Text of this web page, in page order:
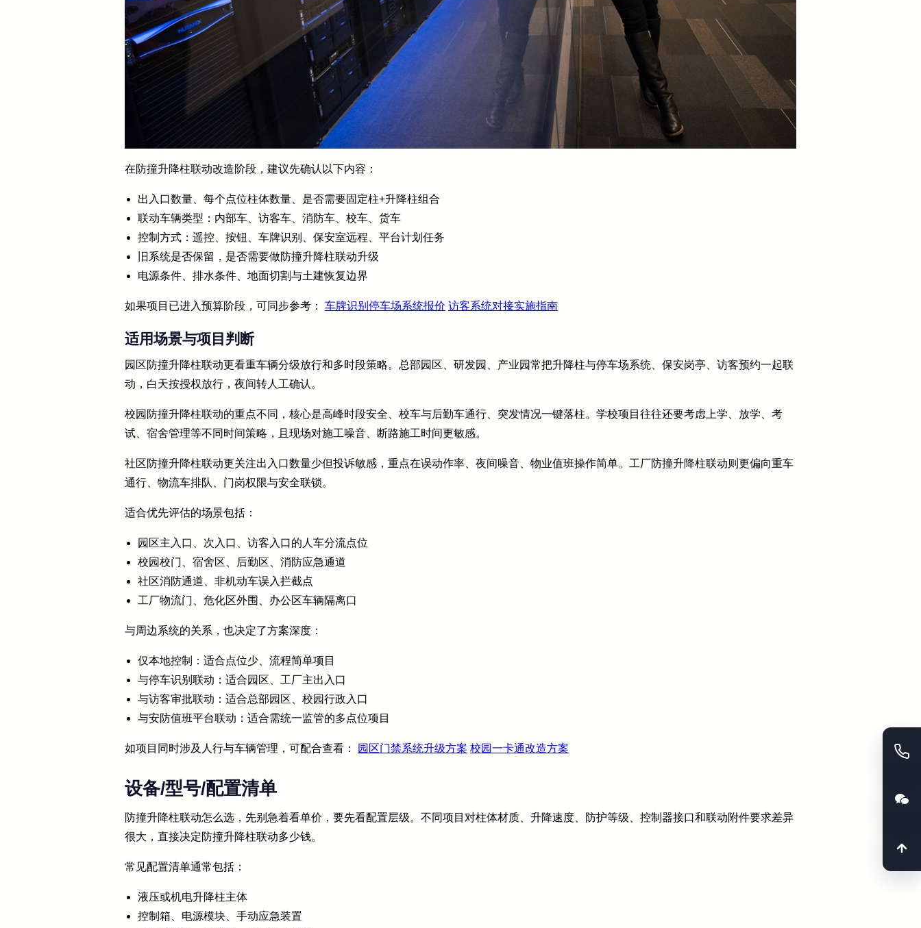
在防撞升降柱联动改造阶段，建议先确认以下内容：
出入口数量、每个点位柱体数量、是否需要固定柱+升降柱组合
联动车辆类型：内部车、访客车、消防车、校车、货车
控制方式：遥控、按钮、车牌识别、保安室远程、平台计划任务
旧系统是否保留，是否需要做防撞升降柱联动升级
电源条件、排水条件、地面切割与土建恢复边界
如果项目已进入预算阶段，可同步参考： 车牌识别停车场系统报价 访客系统对接实施指南
适用场景与项目判断
园区防撞升降柱联动更看重车辆分级放行和多时段策略。总部园区、研发园、产业园常把升降柱与停车场系统、保安岗亭、访客预约一起联
动，白天按授权放行，夜间转人工确认。
校园防撞升降柱联动的重点不同，核心是高峰时段安全、校车与后勤车通行、突发情况一键落柱。学校项目往往还要考虑上学、放学、考
试、宿舍管理等不同时间策略，且现场对施工噪音、断路施工时间更敏感。
社区防撞升降柱联动更关注出入口数量少但投诉敏感，重点在误动作率、夜间噪音、物业值班操作简单。工厂防撞升降柱联动则更偏向重车
通行、物流车排队、门岗权限与安全联锁。
适合优先评估的场景包括：
园区主入口、次入口、访客入口的人车分流点位
校园校门、宿舍区、后勤区、消防应急通道
社区消防通道、非机动车误入拦截点
工厂物流门、危化区外围、办公区车辆隔离口
与周边系统的关系，也决定了方案深度：
仅本地控制：适合点位少、流程简单项目
与停车识别联动：适合园区、工厂主出入口
与访客审批联动：适合总部园区、校园行政入口
与安防值班平台联动：适合需统一监管的多点位项目
如项目同时涉及人行与车辆管理，可配合查看： 园区门禁系统升级方案 校园一卡通改造方案
设备/型号/配置清单
防撞升降柱联动怎么选，先别急着看单价，要先看配置层级。不同项目对柱体材质、升降速度、防护等级、控制器接口和联动附件要求差异
很大，直接决定防撞升降柱联动多少钱。
常见配置清单通常包括：
液压或机电升降柱主体
控制箱、电源模块、手动应急装置